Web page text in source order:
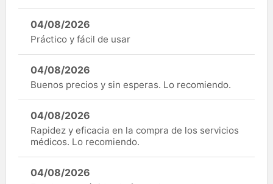
04/08/2026
Práctico y fácil de usar
04/08/2026
Buenos precios y sin esperas. Lo recomiendo.
04/08/2026
Rapidez y eficacia en la compra de los servicios
médicos. Lo recomiendo.
04/08/2026